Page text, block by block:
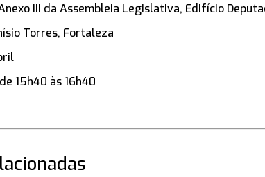
III da Assembleia Legislativa, Edifício
Torres, Fortaleza
15h40 às 16h40